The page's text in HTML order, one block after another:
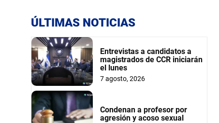
ÚLTIMAS NOTICIAS
Entrevistas a candidatos a
magistrados de CCR iniciarán
el lunes
7 agosto, 2026
Condenan a profesor por
agresión y acoso sexual